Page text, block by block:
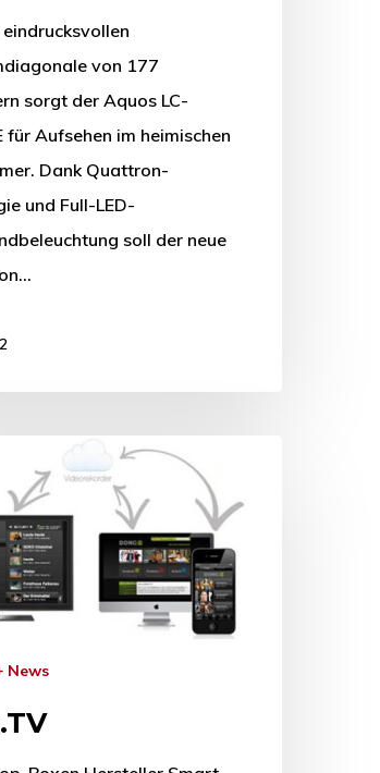
von 177
sorgt der Aquos LC-
für Aufsehen im heimischen
Dank Quattron-
und Full-LED-
soll der neue
News